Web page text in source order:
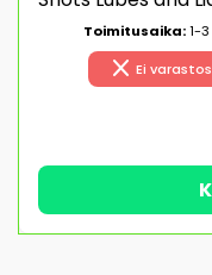
Toimitusaika:1-
close Ei